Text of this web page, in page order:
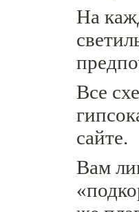
На
Все
сайте.
Вам